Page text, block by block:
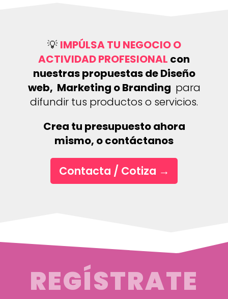
💡 IMPÚLSA TU NEGOCIO O
ACTIVIDAD PROFESIONAL con
nuestras propuestas de Diseño
web, Marketing o Branding para
difundir tus productos o servicios.
Crea tu presupuesto ahora
mismo, o contáctanos
Contacta / Cotiza →
REGÍSTRATE